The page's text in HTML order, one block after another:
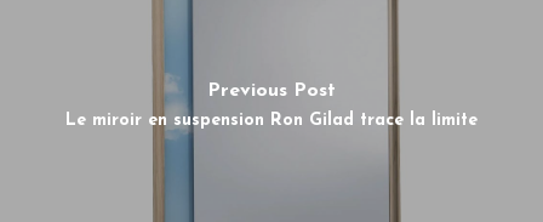
Previous Post
Le miroir en suspension Ron Gilad trace la limite